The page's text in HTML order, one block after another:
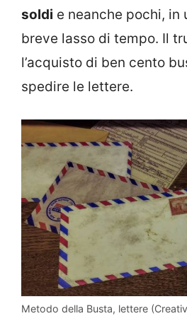
soldi e neanche pochi, in
breve lasso di tempo. Il
l’acquisto di ben cento
spedire le lettere.
Metodo della Busta, lettere